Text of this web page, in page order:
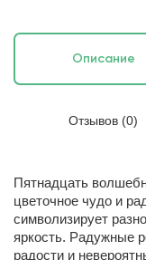
Описание
Отзывов (0)
Пятнадцать
цветочное чудо и
символизирует
яркость. Радужные
радости и